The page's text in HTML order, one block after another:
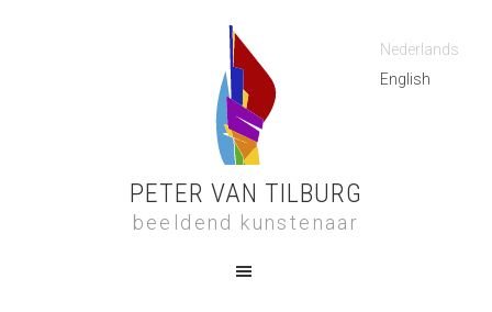
Nederlands
English
PETER VAN TILBURG
beeldend kunstenaar